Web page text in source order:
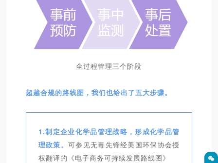
全过程管理三个阶段
超越合规的路线图，我们也给出了五大步骤。
1.制定企业化学品管理战略，形成化学品管
理政策。可参见无毒先锋经美国环保协会授
权翻译的《电子商务可持续发展路线图》